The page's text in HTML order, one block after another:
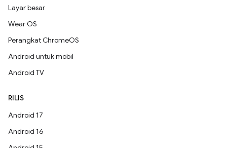
Layar besar
Wear OS
Perangkat ChromeOS
Android untuk mobil
Android TV
RILIS
Android 17
Android 16